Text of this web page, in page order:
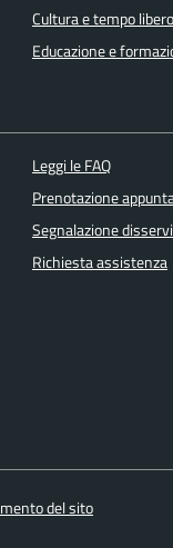
Cultura e tempo libero
Educazione e
Leggi le FAQ
Prenotazione
Segnalazione
Richiesta assistenza
del sito